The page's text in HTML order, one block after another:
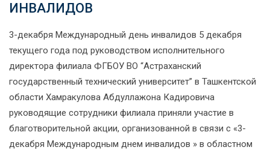
ИНВАЛИДОВ
3-декабря Международный день инвалидов 5 декабря
текущего года под руководством исполнительного
директора филиала ФГБОУ ВО “Астраханский
государственный технический университет” в Ташкентской
области Хамракулова Абдуллажона Кадировича
руководящие сотрудники филиала приняли участие в
благотворительной акции, организованной в связи с «3-
декабря Международным днем инвалидов » в областном